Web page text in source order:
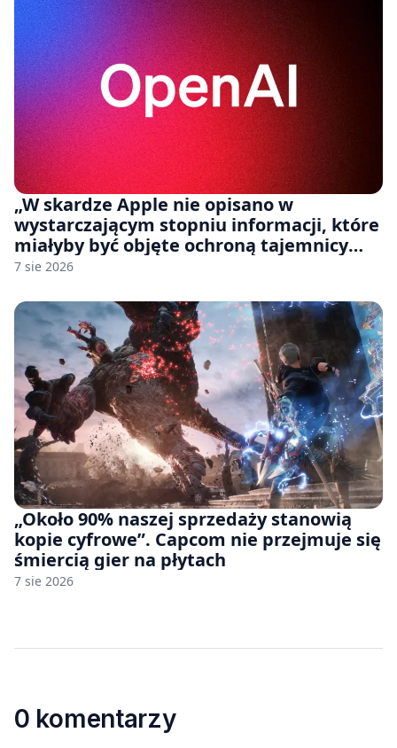
„W skardze Apple nie opisano w
wystarczającym stopniu informacji, które
miałyby być objęte ochroną tajemnicy
handlowej”. OpenAI żąda odrzucenia
7 sie 2026
„Około 90% naszej sprzedaży stanowią
kopie cyfrowe”. Capcom nie przejmuje się
śmiercią gier na płytach
7 sie 2026
0 komentarzy